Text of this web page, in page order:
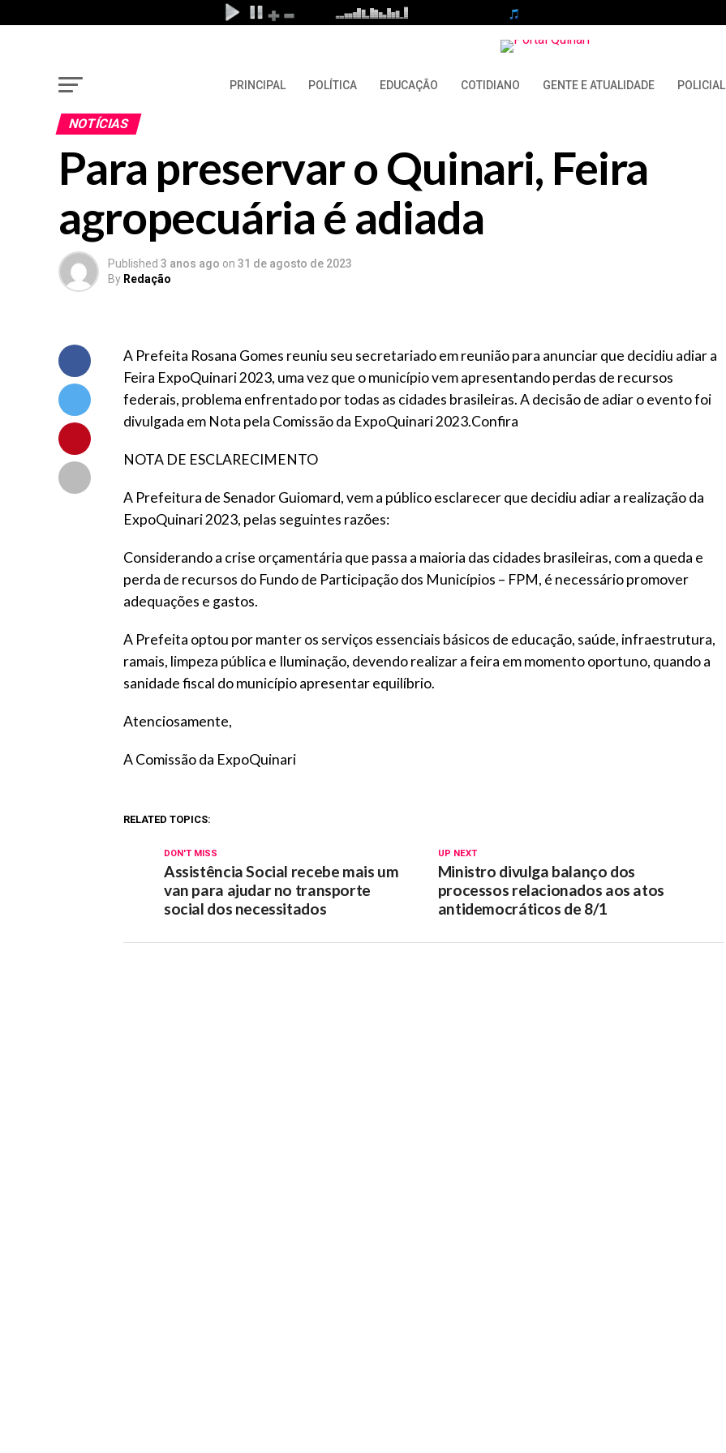
PRINCIPAL POLÍTICA EDUCAÇÃO COTIDIANO GENTE E ATUALIDADE POLICIAL
NOTÍCIAS
Para preservar o Quinari, Feira
agropecuária é adiada
Published 3 anos ago on 31 de agosto de 2023
By Redação
A Prefeita Rosana Gomes reuniu seu secretariado em reunião para anunciar que decidiu adiar a
Feira ExpoQuinari 2023, uma vez que o município vem apresentando perdas de recursos
federais, problema enfrentado por todas as cidades brasileiras. A decisão de adiar o evento foi
divulgada em Nota pela Comissão da ExpoQuinari 2023.Confira
NOTA DE ESCLARECIMENTO
A Prefeitura de Senador Guiomard, vem a público esclarecer que decidiu adiar a realização da
ExpoQuinari 2023, pelas seguintes razões:
Considerando a crise orçamentária que passa a maioria das cidades brasileiras, com a queda e
perda de recursos do Fundo de Participação dos Municípios – FPM, é necessário promover
adequações e gastos.
A Prefeita optou por manter os serviços essenciais básicos de educação, saúde, infraestrutura,
ramais, limpeza pública e Iluminação, devendo realizar a feira em momento oportuno, quando a
sanidade fiscal do município apresentar equilíbrio.
Atenciosamente,
A Comissão da ExpoQuinari
RELATED TOPICS:
UP NEXT
Ministro divulga balanço dos
processos relacionados aos atos
antidemocráticos de 8/1
DON'T MISS
Assistência Social recebe mais um
van para ajudar no transporte
social dos necessitados